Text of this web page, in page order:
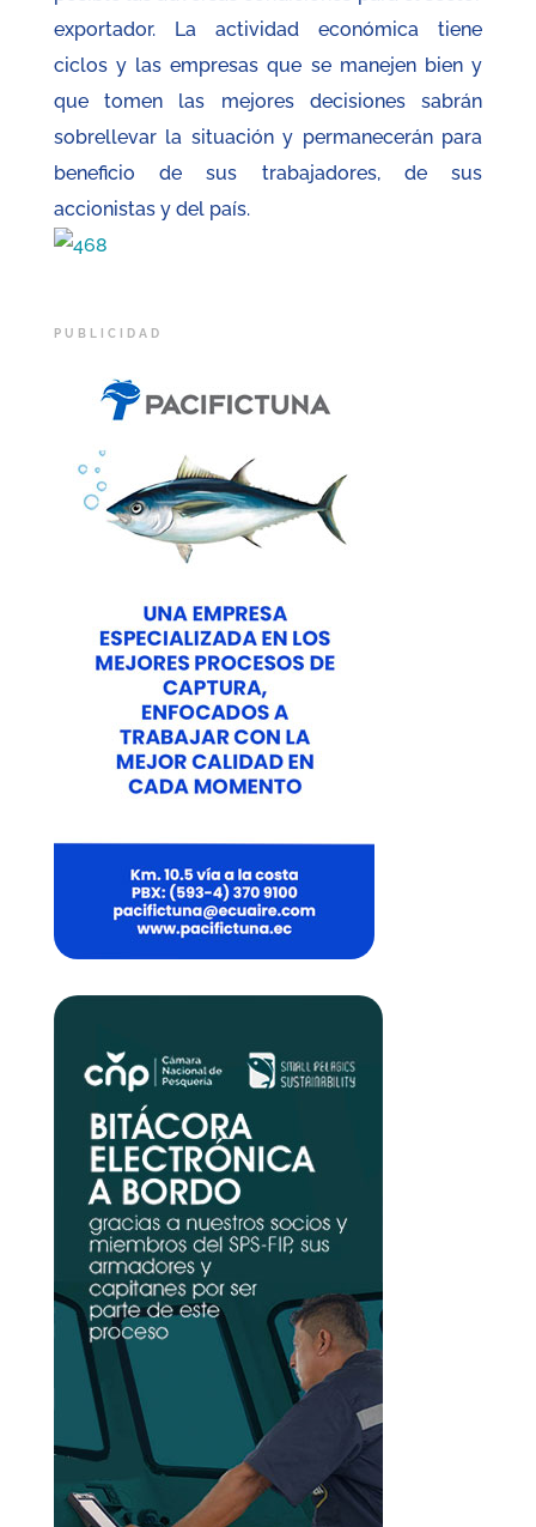
exportador. La actividad económica tiene
ciclos y las empresas que se manejen bien y
que tomen las mejores decisiones sabrán
sobrellevar la situación y permanecerán para
beneficio de sus trabajadores, de sus
accionistas y del país.